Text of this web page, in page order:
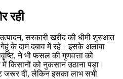
रही
सरकारी खरीद की धीमी शुरुआत
के दाम दबाव में रहे। इसके अलावा
ने भी फसल की गुणवत्ता को
में किसानों को नुकसान उठाना पड़ा।
जरूर दी, लेकिन इसका लाभ सभी